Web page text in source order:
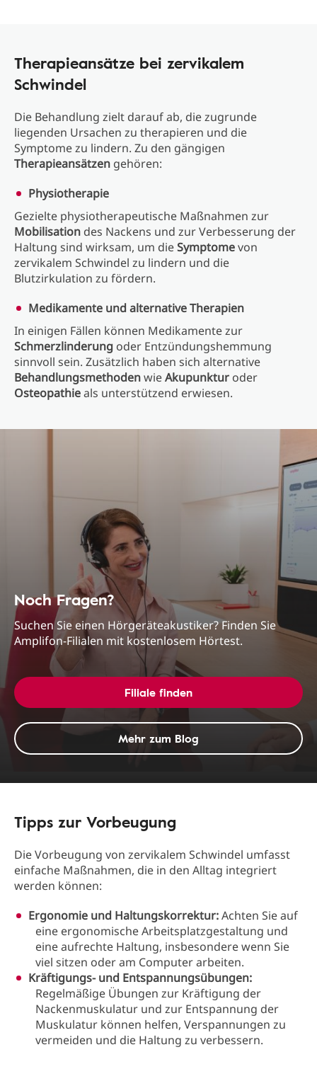
Therapieansätze bei zervikalem
Schwindel
Die Behandlung zielt darauf ab, die zugrunde
liegenden Ursachen zu therapieren und die
Symptome zu lindern. Zu den gängigen
Therapieansätzen gehören:
Physiotherapie
Gezielte physiotherapeutische Maßnahmen zur
Mobilisation des Nackens und zur Verbesserung der
Haltung sind wirksam, um dieSymptomevon
zervikalem Schwindel zu lindern und die
Blutzirkulation zu fördern.
Medikamente und alternative Therapien
In einigen Fällen können Medikamente zur
Schmerzlinderung oder Entzündungshemmung
sinnvoll sein. Zusätzlich haben sich alternative
BehandlungsmethodenwieAkupunktur oder
Osteopathieals unterstützend erwiesen.
Noch Fragen?
Suchen Sie einen Hörgeräteakustiker? Finden Sie
Amplifon-Filialen mit kostenlosem Hörtest.
Filiale finden
Mehr zum Blog
Tipps zur Vorbeugung
Die Vorbeugung von zervikalem Schwindel umfasst
einfache Maßnahmen, die in den Alltag integriert
werden können:
Ergonomie und Haltungskorrektur:Achten Sie auf
eine ergonomische Arbeitsplatzgestaltung und
eine aufrechte Haltung, insbesondere wenn Sie
viel sitzen oder am Computer arbeiten.
Kräftigungs- und Entspannungsübungen:
Regelmäßige Übungen zur Kräftigung der
Nackenmuskulatur und zur Entspannung der
Muskulatur können helfen, Verspannungen zu
vermeiden und die Haltung zu verbessern.